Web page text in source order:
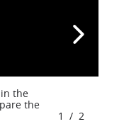
the
the
1 / 2